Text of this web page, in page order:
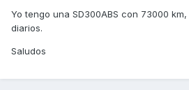
Yo tengo una SD300ABS con 73000
diarios.
Saludos